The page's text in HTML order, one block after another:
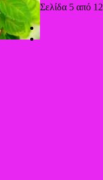
Σελίδα 5 από 12